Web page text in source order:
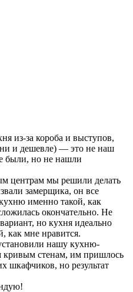
из-за короба и выступов,
и дешевле) — это не наш
были, но не нашли
центрам мы решили делать
замерщика, он все
именно такой, как
окончательно. Не
но кухня идеально
как мне нравится.
нашу кухню-
кривым стенам, им пришлось
шкафчиков, но результат